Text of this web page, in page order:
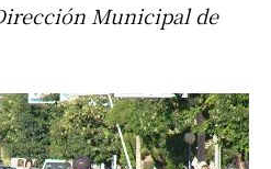
Municipal de